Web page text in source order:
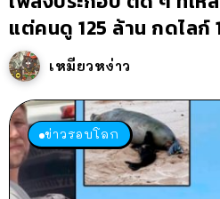
แต่คนดู 125 ล้าน กดไลก์
เหมียวหง่าว
ข่าวรอบโลก